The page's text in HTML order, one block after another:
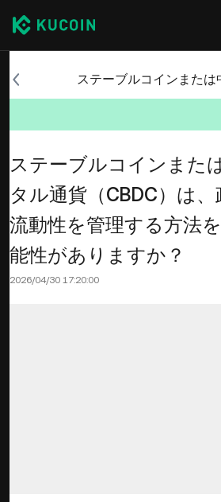
ステーブルコインまた
タル通貨（CBDC）は、
流動性を管理する方法
能性がありますか？
2026/04/30 17:20:00